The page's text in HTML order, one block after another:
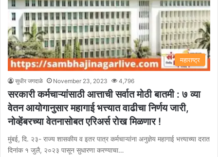
महाराष्ट्र
सुधीर जगदाळे November 23, 2023 4,796
सरकारी कर्मचाऱ्यांसाठी आत्ताची सर्वात मोठी बातमी : ७ व्या
वेतन आयोगानुसार महागाई भत्त्यात वाढीचा निर्णय जारी,
नोव्हेंबरच्या वेतनासोबत एरिअर्स रोख मिळणार !
मुंबई, दि. २३- राज्य शासकीय व इतर पात्र कर्मचाऱ्यांना अनुज्ञेय महागाई भत्त्याच्या दरात
दिनांक १ जुलै, २०२३ पासून सुधारणा करण्याचा…